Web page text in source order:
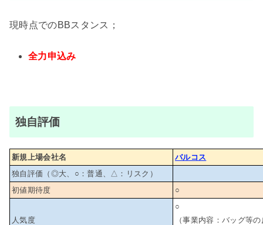
現時点でのBBスタンス；
全力申込み
独自評価
新規上場会社名
バルコス
独自評価（◎大、○：普通、△：リスク）
初値期待度
○
人気度
○
（事業内容：バッグ等